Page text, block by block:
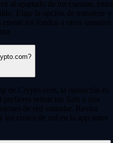
al apartado de tus cuentas, entra
Elige la opción de transferir y
los fondos a otros usuarios
de Crypto.com, la operación es
retirar tus Safe a una
de red estándar. Revisa
costes de red en la app antes